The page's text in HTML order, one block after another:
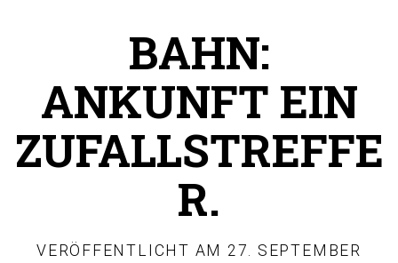
BAHN:
ANKUNFT EIN
ZUFALLSTREFFE
R.
VERÖFFENTLICHT AM 27. SEPTEMBER